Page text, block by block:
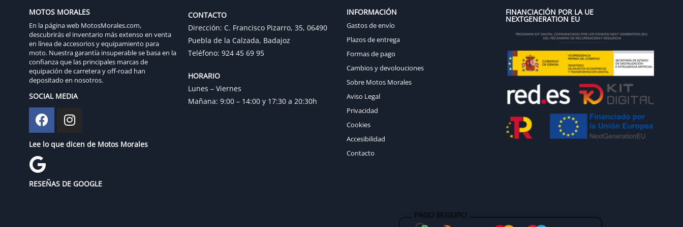
MOTOS MORALES
En la página web MotosMorales.com,
descubrirás el inventario más extenso en venta
en línea de accesorios y equipamiento para
moto. Nuestra garantía insuperable se basa en la
confianza que las principales marcas de
equipación de carretera y off-road han
depositado en nosotros.
SOCIAL MEDIA
Lee lo que dicen de Motos Morales
RESEÑAS DE GOOGLE
CONTACTO
Dirección: C. Francisco Pizarro, 35, 06490
Puebla de la Calzada, Badajoz
Teléfono: 924 45 69 95
HORARIO
Lunes – Viernes
Mañana: 9:00 – 14:00 y 17:30 a 20:30h
INFORMACIÓN
Gastos de envío
Plazos de entrega
Formas de pago
Cambios y devolouciones
Sobre Motos Morales
Aviso Legal
Privacidad
Cookies
Accesibilidad
Contacto
FINANCIACIÓN POR LA UE
NEXTGENERATION EU